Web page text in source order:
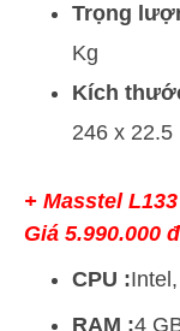
Trọng
Kg
Kích
246 x 22.5
+ Masstel
Giá 5.990.000 đ
CPU :
RAM :4